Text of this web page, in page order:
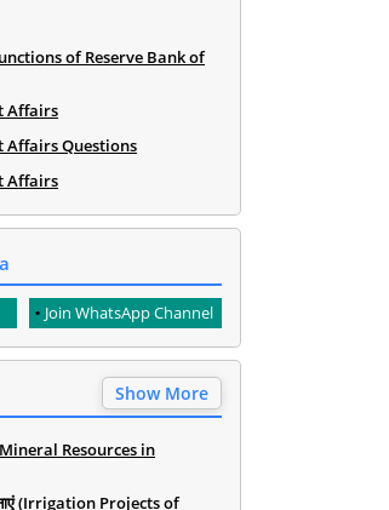
(Functions of Reserve Bank of
Affairs
Affairs Questions
Affairs
Join WhatsApp Channel
Show More
Resources in
(Irrigation Projects of